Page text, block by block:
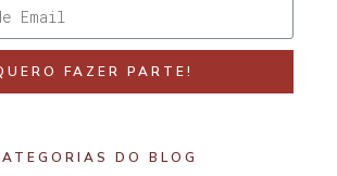
FAZER PARTE!
DO BLOG